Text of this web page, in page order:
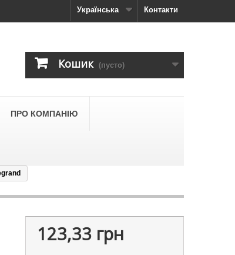
Контакти
Українська
Кошик (пусто)
ПРО КОМПАНІЮ
123,33 грн